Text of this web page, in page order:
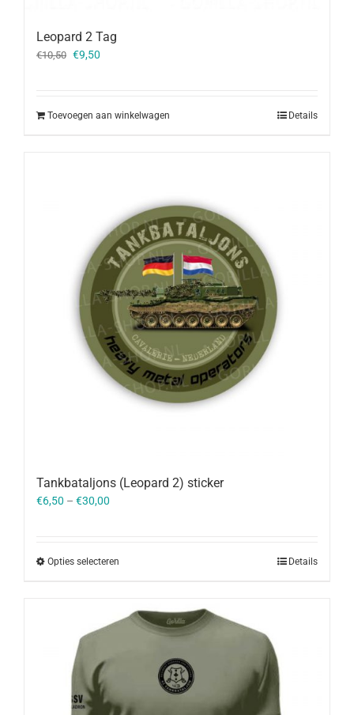
Leopard 2 Tag
€10,50 Oorspronkelijke
€9,50
Toevoegen aan winkelwagen Details
Tankbataljons (Leopard 2) sticker
€6,50 – €30,00
Opties selecteren Details